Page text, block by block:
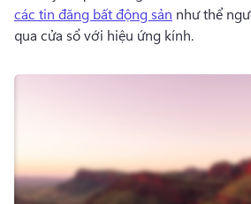
các tin đăng bất động sản như thể
qua cửa sổ với hiệu ứng kính.